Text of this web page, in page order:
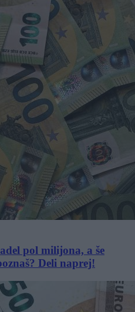
pol milijona, a še
Deli naprej!